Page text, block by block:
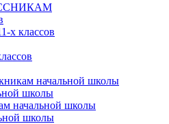
х классов
начальной школы
школы
начальной школы
школы